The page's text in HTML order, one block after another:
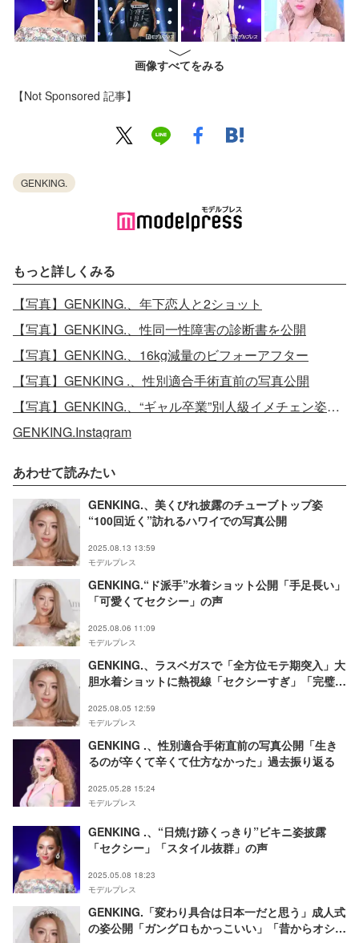
画像すべてをみる
【Not Sponsored 記事】
GENKING.
もっと詳しくみる
【写真】GENKING.、年下恋人と2ショット
【写真】GENKING.、性同一性障害の診断書を公開
【写真】GENKING.、16kg減量のビフォーアフター
【写真】GENKING .、性別適合手術直前の写真公開
【写真】GENKING.、“ギャル卒業”別人級イメチェン姿公開
GENKING.Instagram
あわせて読みたい
GENKING.、美くびれ披露のチューブトップ姿
“100回近く”訪れるハワイでの写真公開
2025.08.13 13:59
モデルプレス
GENKING.“ド派手”水着ショット公開「手足長い」
「可愛くてセクシー」の声
2025.08.06 11:09
モデルプレス
GENKING.、ラスベガスで「全方位モテ期突入」大
胆水着ショットに熱視線「セクシーすぎ」「完璧ス
2025.08.05 12:59
モデルプレス
GENKING .、性別適合手術直前の写真公開「生き
るのが辛くて辛くて仕方なかった」過去振り返る
2025.05.28 15:24
モデルプレス
GENKING .、“日焼け跡くっきり”ビキニ姿披露
「セクシー」「スタイル抜群」の声
2025.05.08 18:23
モデルプレス
GENKING.「変わり具合は日本一だと思う」成人式
の姿公開「ガングロもかっこいい」「昔からオシャ